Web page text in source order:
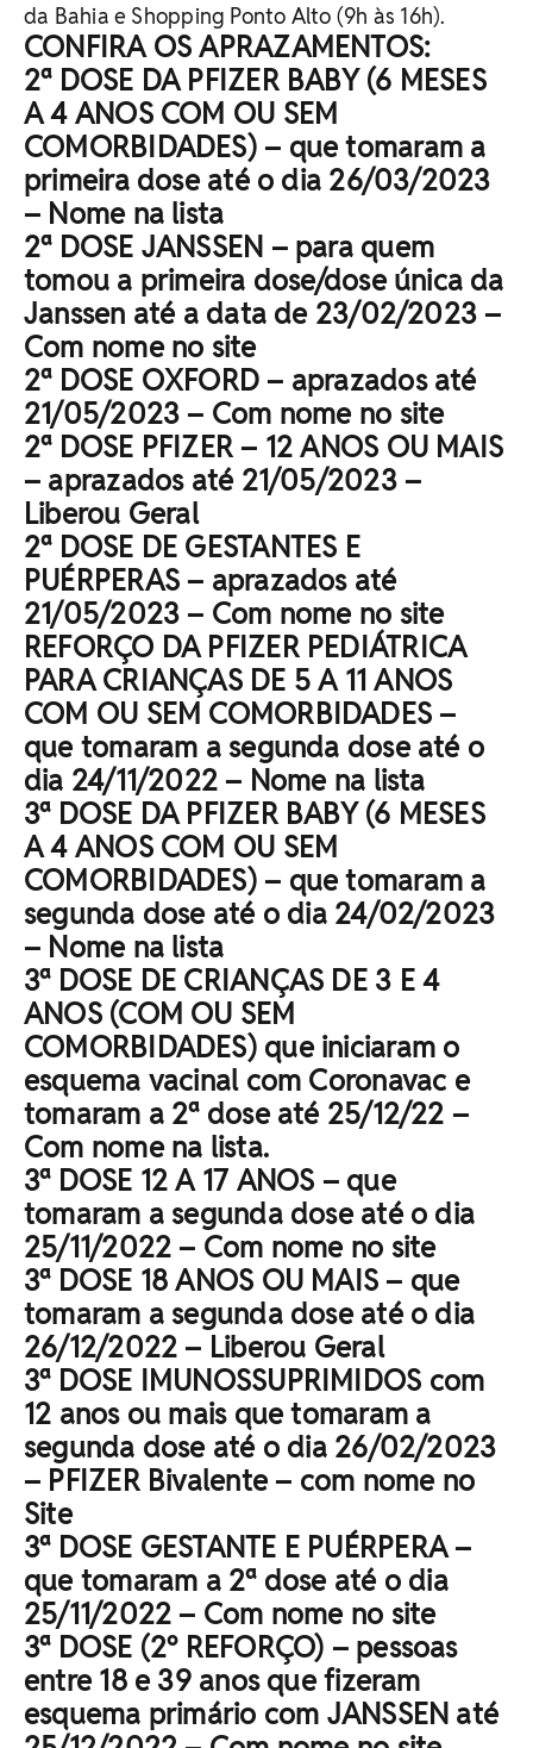
da Bahia e Shopping Ponto Alto (9h às 16h).
CONFIRA OS APRAZAMENTOS:
2ª DOSE DA PFIZER BABY (6 MESES
A 4 ANOS COM OU SEM
COMORBIDADES) – que tomaram a
primeira dose até o dia 26/03/2023
– Nome na lista
2ª DOSE JANSSEN – para quem
tomou a primeira dose/dose única da
Janssen até a data de 23/02/2023 –
Com nome no site
2ª DOSE OXFORD – aprazados até
21/05/2023 – Com nome no site
2ª DOSE PFIZER – 12 ANOS OU MAIS
– aprazados até 21/05/2023 –
Liberou Geral
2ª DOSE DE GESTANTES E
PUÉRPERAS – aprazados até
21/05/2023 – Com nome no site
REFORÇO DA PFIZER PEDIÁTRICA
PARA CRIANÇAS DE 5 A 11 ANOS
COM OU SEM COMORBIDADES –
que tomaram a segunda dose até o
dia 24/11/2022 – Nome na lista
3ª DOSE DA PFIZER BABY (6 MESES
A 4 ANOS COM OU SEM
COMORBIDADES) – que tomaram a
segunda dose até o dia 24/02/2023
– Nome na lista
3ª DOSE DE CRIANÇAS DE 3 E 4
ANOS (COM OU SEM
COMORBIDADES) que iniciaram o
esquema vacinal com Coronavac e
tomaram a 2ª dose até 25/12/22 –
Com nome na lista.
3ª DOSE 12 A 17 ANOS – que
tomaram a segunda dose até o dia
25/11/2022 – Com nome no site
3ª DOSE 18 ANOS OU MAIS – que
tomaram a segunda dose até o dia
26/12/2022 – Liberou Geral
3ª DOSE IMUNOSSUPRIMIDOS com
12 anos ou mais que tomaram a
segunda dose até o dia 26/02/2023
– PFIZER Bivalente – com nome no
Site
3ª DOSE GESTANTE E PUÉRPERA –
que tomaram a 2ª dose até o dia
25/11/2022 – Com nome no site
3ª DOSE (2º REFORÇO) – pessoas
entre 18 e 39 anos que fizeram
esquema primário com JANSSEN até